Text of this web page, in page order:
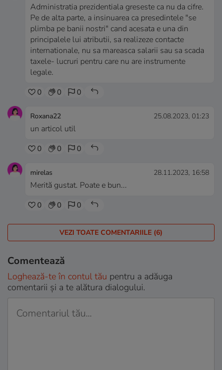
Administratia prezidentiala greseste ca nu da cifre.
Pe de alta parte, a insinuarea ca presedintele "se
plimba pe banii nostri" cand acesata e una din
principalele lui atributii, sa realizeze contacte
internationale, nu sa mareasca salarii sau sa scada
taxele- lucruri pentru care nu are instrumente
legale.
0 0 0
Roxana22 25.08.2023, 01:23
un articol util
0 0 0
mirelas 28.11.2023, 16:58
Merită gustat. Poate e bun...
0 0 0
VEZI TOATE COMENTARIILE (6)
Comentează
Loghează-te în contul tău pentru a adăuga
comentarii și a te alătura dialogului.